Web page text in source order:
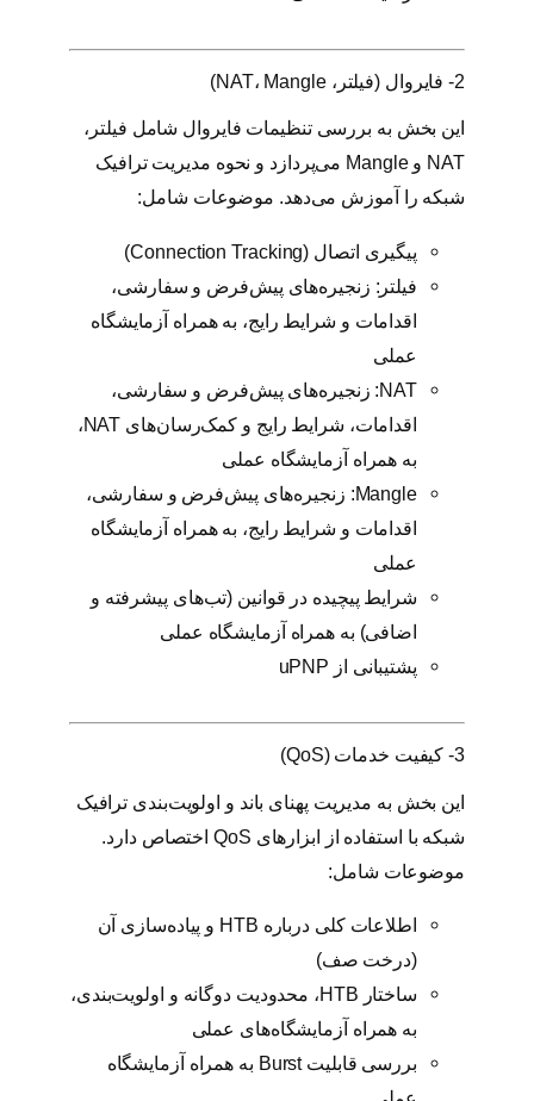
2- فایروال (فیلتر، NAT، Mangle)
این بخش به بررسی تنظیمات فایروال شامل فیلتر،
NAT و Mangle می‌پردازد و نحوه مدیریت ترافیک
شبکه را آموزش می‌دهد. موضوعات شامل:
پیگیری اتصال (Connection Tracking)
فیلتر: زنجیره‌های پیش‌فرض و سفارشی،
اقدامات و شرایط رایج، به همراه آزمایشگاه
عملی
NAT: زنجیره‌های پیش‌فرض و سفارشی،
اقدامات، شرایط رایج و کمک‌رسان‌های NAT،
به همراه آزمایشگاه عملی
Mangle: زنجیره‌های پیش‌فرض و سفارشی،
اقدامات و شرایط رایج، به همراه آزمایشگاه
عملی
شرایط پیچیده در قوانین (تب‌های پیشرفته و
اضافی) به همراه آزمایشگاه عملی
پشتیبانی از uPNP
3- کیفیت خدمات (QoS)
این بخش به مدیریت پهنای باند و اولویت‌بندی ترافیک
شبکه با استفاده از ابزارهای QoS اختصاص دارد.
موضوعات شامل:
اطلاعات کلی درباره HTB و پیاده‌سازی آن
(درخت صف)
ساختار HTB، محدودیت دوگانه و اولویت‌بندی،
به همراه آزمایشگاه‌های عملی
بررسی قابلیت Burst به همراه آزمایشگاه